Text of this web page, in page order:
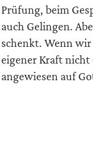
Prüfung, beim
auch Gelingen.
schenkt. Wenn
eigener Kraft nicht
angewiesen auf